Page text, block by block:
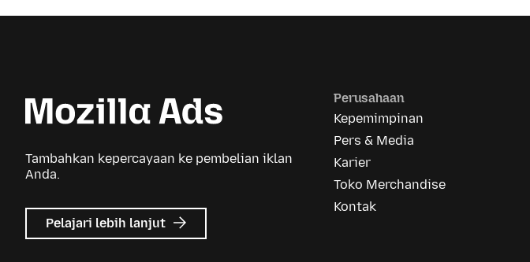
Tambahkan kepercayaan ke pembelian iklan
Anda.
Pelajari lebih lanjut mengenai
Mozilla
Perusahaan
Kepemimpinan
Pers & Media
Karier
Toko Merchandise
Kontak